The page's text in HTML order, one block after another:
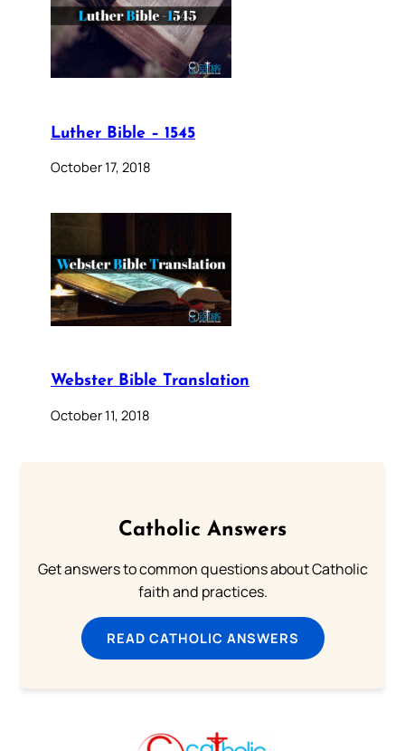
Luther Bible – 1545
October 17, 2018
Webster Bible Translation
October 11, 2018
Catholic Answers
Get answers to common questions about Catholic
faith and practices.
READ CATHOLIC ANSWERS